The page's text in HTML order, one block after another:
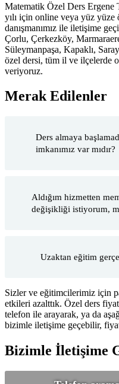
Matematik Özel Ders Ergene
yılı için online veya yüz
danışmanımız ile iletişime
Çorlu, Çerkezköy,
Süleymanpaşa, Kapaklı,
özel dersi, tüm il ve ilçelerde
veriyoruz.
Merak Edilenler
Ders almaya
imkanımız var mıdır?
Aldığım hizmetten
değişikliği istiyorum,
Uzaktan eğitim
Sizler ve eğitimcilerimiz için
etkileri azalttık. Özel ders
telefon ile arayarak, ya da
bizimle iletişime geçebilir,
Bizimle İletişime